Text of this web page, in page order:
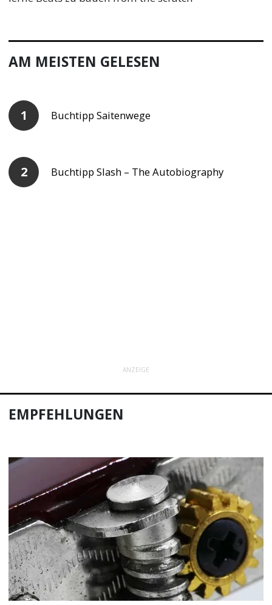
AM MEISTEN GELESEN
Buchtipp Saitenwege
Buchtipp Slash – The Autobiography
ANZEIGE
EMPFEHLUNGEN